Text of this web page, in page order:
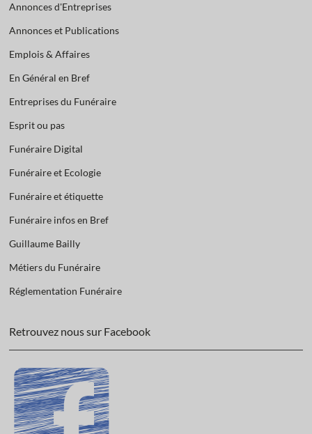
Annonces d'Entreprises
Annonces et Publications
Emplois & Affaires
En Général en Bref
Entreprises du Funéraire
Esprit ou pas
Funéraire Digital
Funéraire et Ecologie
Funéraire et étiquette
Funéraire infos en Bref
Guillaume Bailly
Métiers du Funéraire
Réglementation Funéraire
Retrouvez nous sur Facebook